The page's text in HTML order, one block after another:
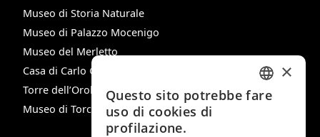
Museo di Storia Naturale
Museo di Palazzo Mocenigo
Museo del Merletto
Casa di Carlo Goldoni
Torre dell’Orologio
Museo di Torcello
ITALIAN
×
Questo sito potrebbe fare
uso di cookies di
profilazione.